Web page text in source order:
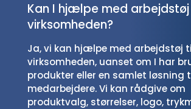
Kan I hjælpe med
virksomheden?
Ja, vi kan hjælpe med arbejdstøj
virksomheden, uanset om I har
produkter eller en samlet løsning
medarbejdere. Vi kan rådgive om
produktvalg, størrelser, logo,